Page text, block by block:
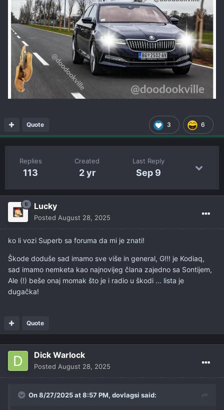
3 6
Quote
Replies
113
Created
2 yr
Last Reply
Sep 9
Lucky
Posted August 28, 2025
ko li vozi Superb sa foruma da mi je znati!
Škode doduše sad imamo sve više in general, G!!! je Kodiaq,
sad imamo nemketa kao najnovijeg člana zajedno sa Sontijem,
Ale (!) beše onaj momak što je i radio u škodi ... lista je
dugačka!
Quote
Dick Warlock
Posted August 28, 2025
On 8/27/2025 at 8:57 PM, dovlagsi said: